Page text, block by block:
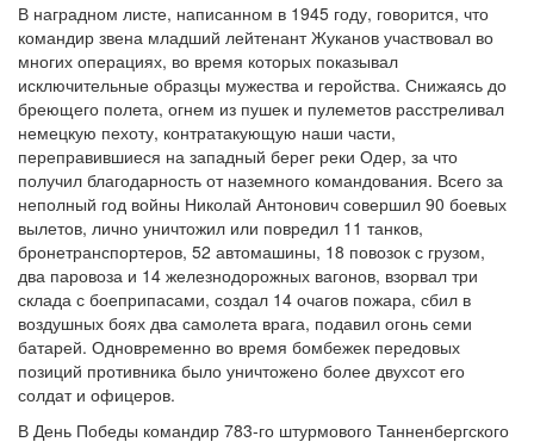
В наградном листе, написанном в 1945 году, говорится, что
командир звена младший лейтенант Жуканов участвовал во
многих операциях, во время которых показывал
исключительные образцы мужества и геройства. Снижаясь до
бреющего полета, огнем из пушек и пулеметов расстреливал
немецкую пехоту, контратакующую наши части,
переправившиеся на западный берег реки Одер, за что
получил благодарность от наземного командования. Всего за
неполный год войны Николай Антонович совершил 90 боевых
вылетов, лично уничтожил или повредил 11 танков,
бронетранспортеров, 52 автомашины, 18 повозок с грузом,
два паровоза и 14 железнодорожных вагонов, взорвал три
склада с боеприпасами, создал 14 очагов пожара, сбил в
воздушных боях два самолета врага, подавил огонь семи
батарей. Одновременно во время бомбежек передовых
позиций противника было уничтожено более двухсот его
солдат и офицеров.
В День Победы командир 783-го штурмового Танненбергского